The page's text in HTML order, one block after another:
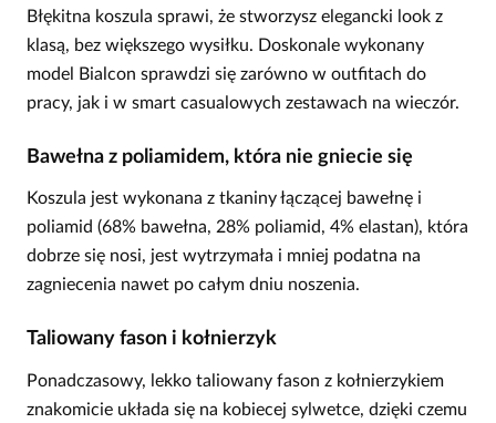
Błękitna koszula sprawi, że stworzysz elegancki look z
klasą, bez większego wysiłku. Doskonale wykonany
model Bialcon sprawdzi się zarówno w outfitach do
pracy, jak i w smart casualowych zestawach na wieczór.
Bawełna z poliamidem, która nie gniecie się
Koszula jest wykonana z tkaniny łączącej bawełnę i
poliamid (68% bawełna, 28% poliamid, 4% elastan), która
dobrze się nosi, jest wytrzymała i mniej podatna na
zagniecenia nawet po całym dniu noszenia.
Taliowany fason i kołnierzyk
Ponadczasowy, lekko taliowany fason z kołnierzykiem
znakomicie układa się na kobiecej sylwetce, dzięki czemu